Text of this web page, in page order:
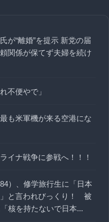
が“離婚”を提示 新党の届
関係が保てず夫婦を続け
不便やで」
も米軍機が来る空港にな
イナ戦争に参戦へ！！！
）、修学旅行生に「日本
と言われびっくり！ 被
核を持たないで日本...